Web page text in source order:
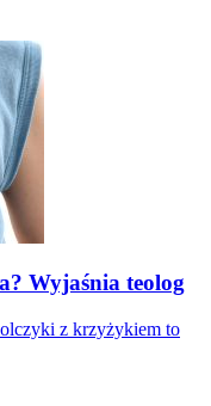
Wyjaśnia teolog
z krzyżykiem to